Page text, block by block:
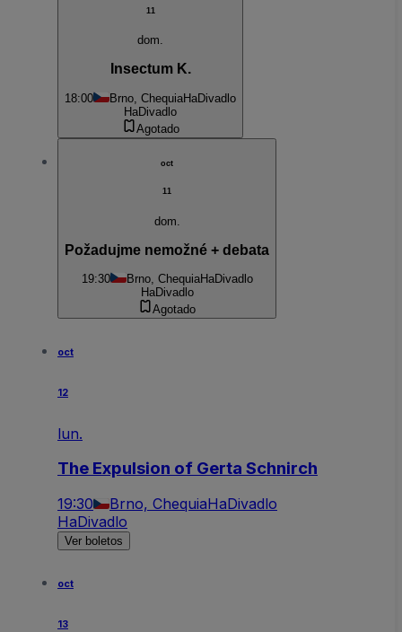
11
dom.
Insectum K.
18:00 Brno, ChequiaHaDivadlo
HaDivadlo
Agotado
oct
11
dom.
Požadujme nemožné + debata
19:30 Brno, ChequiaHaDivadlo
HaDivadlo
Agotado
oct
12
lun.
The Expulsion of Gerta Schnirch
19:30 Brno, ChequiaHaDivadlo
HaDivadlo
Ver boletos
oct
13